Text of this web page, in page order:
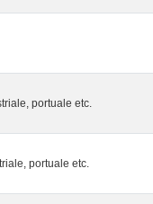
portuale etc.
portuale etc.